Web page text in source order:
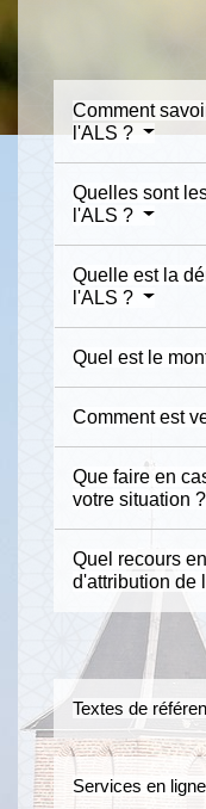
Comment
l'ALS ?
Quelles sont
l'ALS ?
Quelle est la
l'ALS ?
Quel est le
Comment est
Que faire en
votre situation ?
Quel recours
d'attribution de
Textes de
Services en